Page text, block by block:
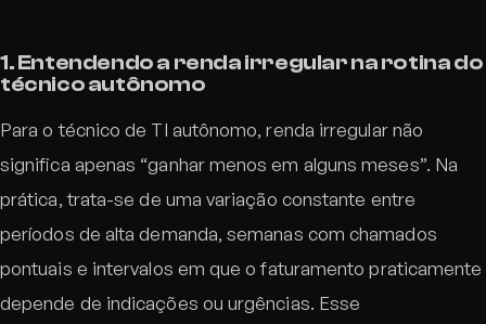
1. Entendendo a renda irregular na rotina do
técnico autônomo
Para o técnico de TI autônomo, renda irregular não
significa apenas “ganhar menos em alguns meses”. Na
prática, trata-se de uma variação constante entre
períodos de alta demanda, semanas com chamados
pontuais e intervalos em que o faturamento praticamente
depende de indicações ou urgências. Esse